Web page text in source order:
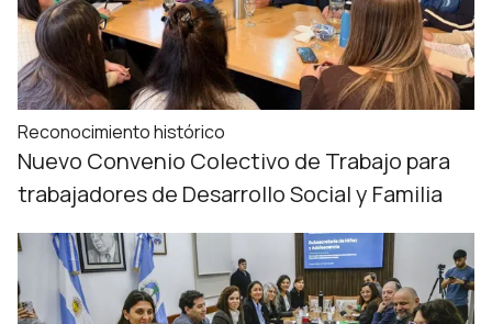
Reconocimiento histórico
Nuevo Convenio Colectivo de Trabajo para
trabajadores de Desarrollo Social y Familia